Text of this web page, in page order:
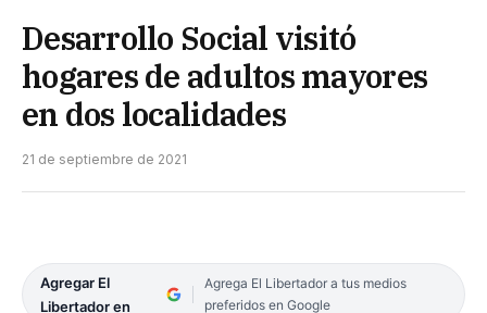
Desarrollo Social visitó
hogares de adultos mayores
en dos localidades
21 de septiembre de 2021
Agregar El
Libertador en
Agrega El Libertador a tus medios
preferidos en Google